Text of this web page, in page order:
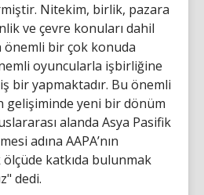
Nitekim, birlik, pazara
ve çevre konuları dahil
önemli bir çok konuda
oyuncularla işbirliğine
bir yapmaktadır. Bu önemli
gelişiminde yeni bir dönüm
alanda Asya Pasifik
adına AAPA’nın
ölçüde katkıda bulunmak
dedi.